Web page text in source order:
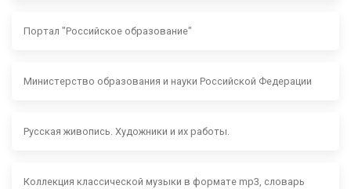
Портал "Российское образование"
Министерство образования и науки Российской Федерации
Русская живопись. Художники и их работы.
Коллекция классической музыки в формате mp3, словарь